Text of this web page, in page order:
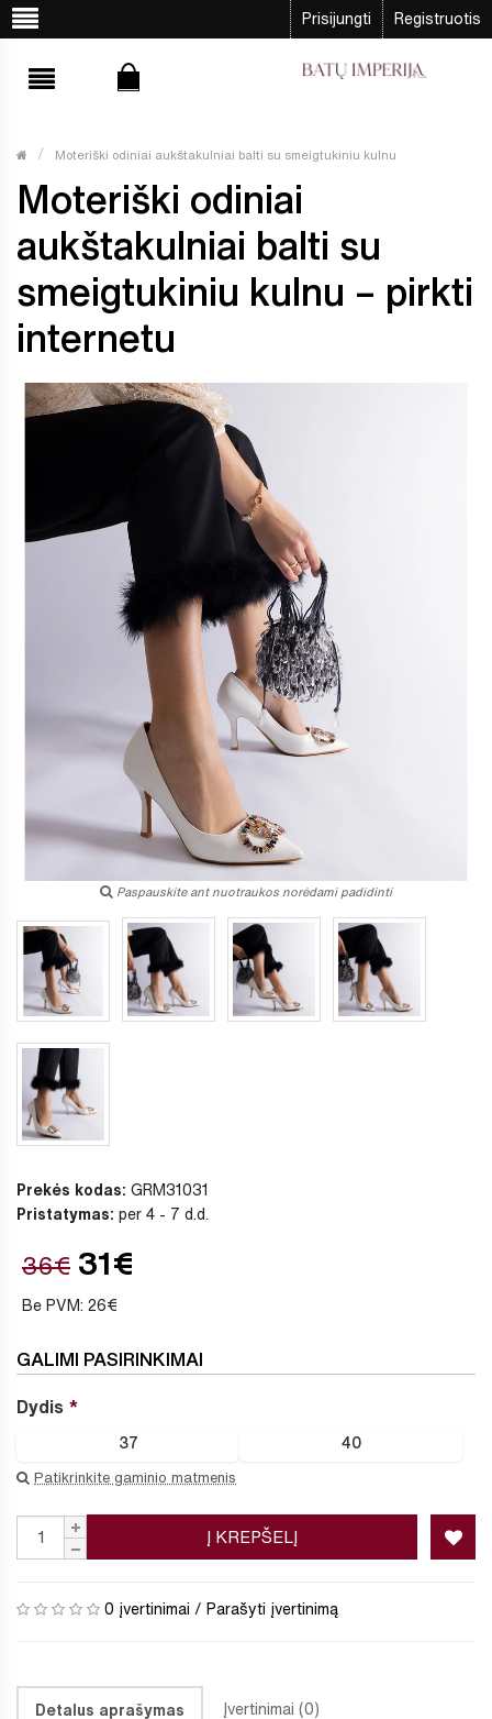
Prisijungti Registruotis
Moteriški odiniai aukštakulniai balti su smeigtukiniu kulnu
Moteriški odiniai
aukštakulniai balti su
smeigtukiniu kulnu – pirkti
internetu
Paspauskite ant nuotraukos norėdami padidinti
Prekės kodas: GRM31031
Pristatymas: per 4 - 7 d.d.
36€ 31€
Be PVM: 26€
GALIMI PASIRINKIMAI
Dydis
37 40
Patikrinkite gaminio matmenis
Į KREPŠELĮ
0 įvertinimai / Parašyti įvertinimą
Detalus aprašymas Įvertinimai (0)